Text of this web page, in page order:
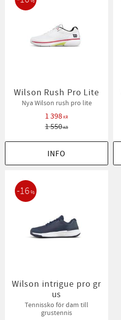
Wilson Rush Pro Lite
Nya Wilson rush pro lite
1 398KR
1 550KR
INFO
Wilson intrigue pro gr
us
Tennissko för dam till
grustennis
16 %